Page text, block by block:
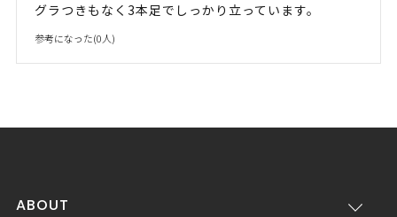
グラつきもなく3本足でしっかり立っています。
参考になった(0人)
ABOUT